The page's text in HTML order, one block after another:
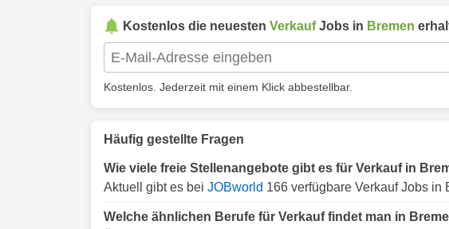
Kostenlos die neuesten VerkaufJobs in Bremen
Kostenlos. Jederzeit mit einem Klick abbestellbar.
Häufig gestellte Fragen
Wie viele freie Stellenangebote gibt es für Verkauf in
Aktuell gibt es bei JOBworld 166 verfügbare Verkauf Jobs in
Welche ähnlichen Berufe für Verkauf findet man in